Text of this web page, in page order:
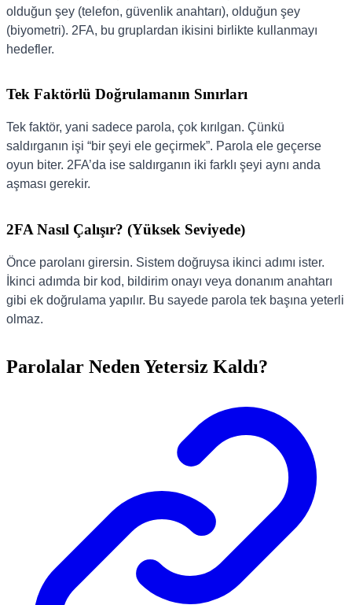
olduğun şey (telefon, güvenlik anahtarı), olduğun şey
(biyometri). 2FA, bu gruplardan ikisini birlikte kullanmayı
hedefler.
Tek Faktörlü Doğrulamanın Sınırları
Tek faktör, yani sadece parola, çok kırılgan. Çünkü
saldırganın işi “bir şeyi ele geçirmek”. Parola ele geçerse
oyun biter. 2FA’da ise saldırganın iki farklı şeyi aynı anda
aşması gerekir.
2FA Nasıl Çalışır? (Yüksek Seviyede)
Önce parolanı girersin. Sistem doğruysa ikinci adımı ister.
İkinci adımda bir kod, bildirim onayı veya donanım anahtarı
gibi ek doğrulama yapılır. Bu sayede parola tek başına yeterli
olmaz.
Parolalar Neden Yetersiz Kaldı?